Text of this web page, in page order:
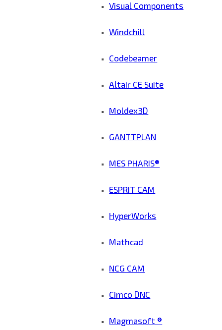
Visual Components
Windchill
Codebeamer
Altair CE Suite
Moldex3D
GANTTPLAN
MES PHARIS®
ESPRIT CAM
HyperWorks
Mathcad
NCG CAM
Cimco DNC
Magmasoft ®